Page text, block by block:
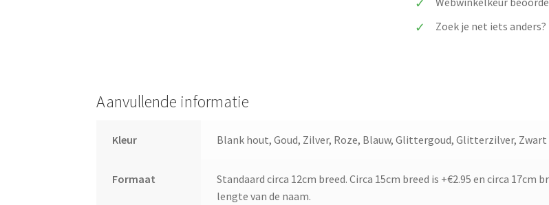
aantal
Zoek je net iets anders?
Aanvullende informatie
Kleur Blank hout, Goud, Zilver, Roze, Blauw, Glittergoud, Glitterzilver, Zwart
Formaat
Standaard circa 12cm breed. Circa 15cm breed is +€2.95 en circa 17cm
lengte van de naam.